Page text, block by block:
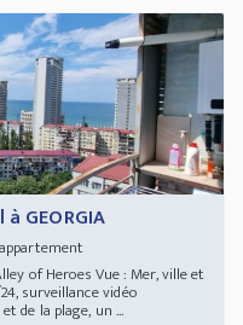
GEORGIA
of Heroes Vue : Mer, ville et
surveillance vidéo
de la plage, un ...